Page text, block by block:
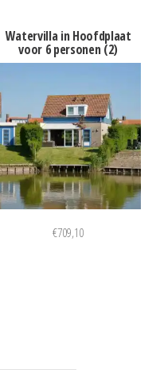
Watervilla in Hoofdplaat
voor 6 personen (2)
€709,10